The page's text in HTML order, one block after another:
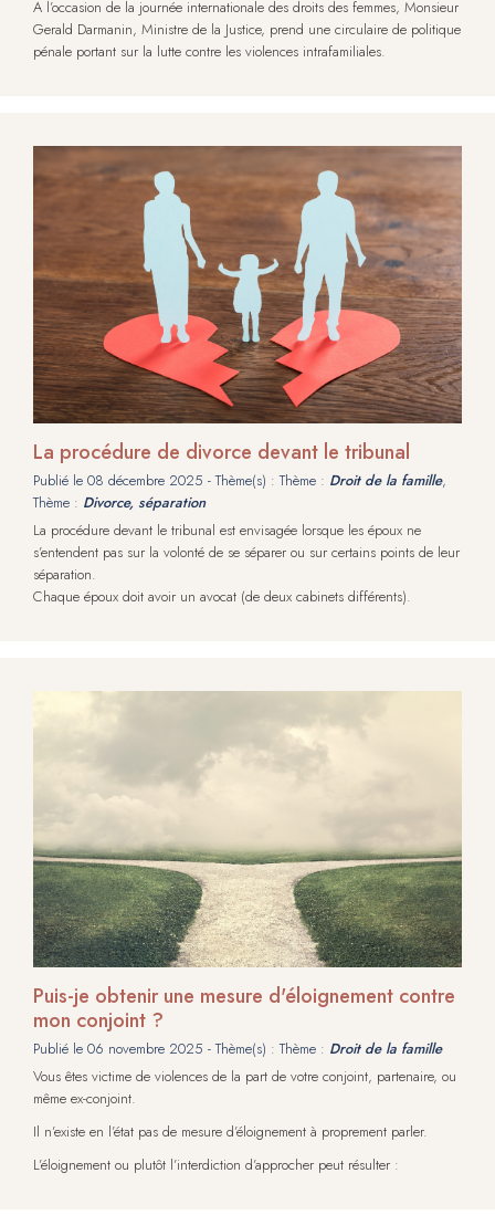
A l’occasion de la journée internationale des droits des femmes, Monsieur
Gerald Darmanin, Ministre de la Justice, prend une circulaire de politique
pénale portant sur la lutte contre les violences intrafamiliales.
La procédure de divorce devant le tribunal
Publié le 08 décembre 2025 - Thème(s) : Thème : Droit de la famille,
Thème : Divorce, séparation
La procédure devant le tribunal est envisagée lorsque les époux ne
s’entendent pas sur la volonté de se séparer ou sur certains points de leur
séparation.
Chaque époux doit avoir un avocat (de deux cabinets différents).
Puis-je obtenir une mesure d'éloignement contre
mon conjoint ?
Publié le 06 novembre 2025 - Thème(s) : Thème : Droit de la famille
Vous êtes victime de violences de la part de votre conjoint, partenaire, ou
même ex-conjoint.
Il n’existe en l’état pas de mesure d’éloignement à proprement parler.
L’éloignement ou plutôt l’interdiction d’approcher peut résulter :